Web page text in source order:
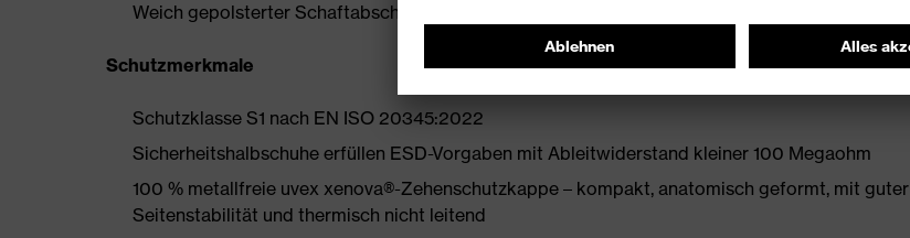
Weich gepolsterter Schaftabschluss
Schutzmerkmale
Schutzklasse S1 nach EN ISO 20345:2022
Sicherheitshalbschuhe erfüllen ESD-Vorgaben mit Ableitwiderstand kleiner 100 Megaohm
100 % metallfreie uvex xenova®-Zehenschutzkappe – kompakt, anatomisch geformt, mit guter
Seitenstabilität und thermisch nicht leitend